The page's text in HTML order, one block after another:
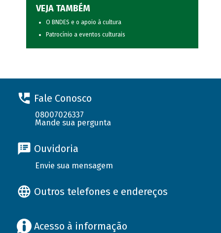
VEJA TAMBÉM
O BNDES e o apoio à cultura
Patrocínio a eventos culturais
Fale Conosco
08007026337
Mande sua pergunta
Ouvidoria
Envie sua mensagem
Outros telefones e endereços
Acesso à informação